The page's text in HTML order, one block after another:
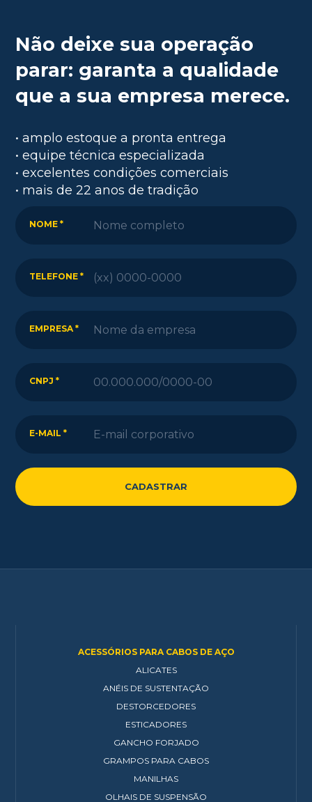
Não deixe sua operação
parar: garanta a qualidade
que a sua empresa merece.
• amplo estoque a pronta entrega
• equipe técnica especializada
• excelentes condições comerciais
• mais de 22 anos de tradição
NOME *
TELEFONE *
EMPRESA *
CNPJ *
E-MAIL *
ACESSÓRIOS PARA CABOS DE AÇO
ALICATES
ANÉIS DE SUSTENTAÇÃO
DESTORCEDORES
ESTICADORES
GANCHO FORJADO
GRAMPOS PARA CABOS
MANILHAS
OLHAIS DE SUSPENSÃO